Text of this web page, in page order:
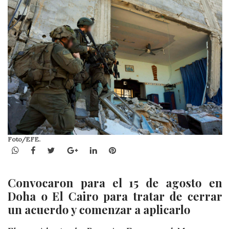
Foto/EFE.
WhatsApp
Facebook
TwitterGoogle+LinkedInPinterest
Convocaron para el 15 de agosto en
Doha o El Cairo para tratar de cerrar
un acuerdo y comenzar a aplicarlo